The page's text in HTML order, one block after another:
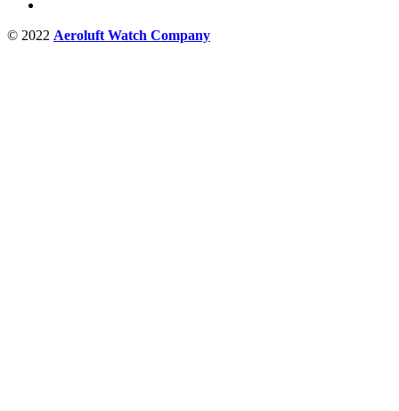
© 2022 Aeroluft Watch Company